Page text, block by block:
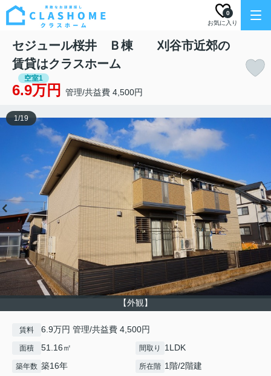
お気に入り
0
セジュール桜井 Ｂ棟 刈谷市近郊の
賃貸はクラスホーム
空室1
6.9万円 管理/共益費 4,500円
【外観】
1/19
賃料 6.9万円 管理/共益費 4,500円
面積 51.16㎡ 間取り 1LDK
築年数 築16年 所在階 1階/2階建